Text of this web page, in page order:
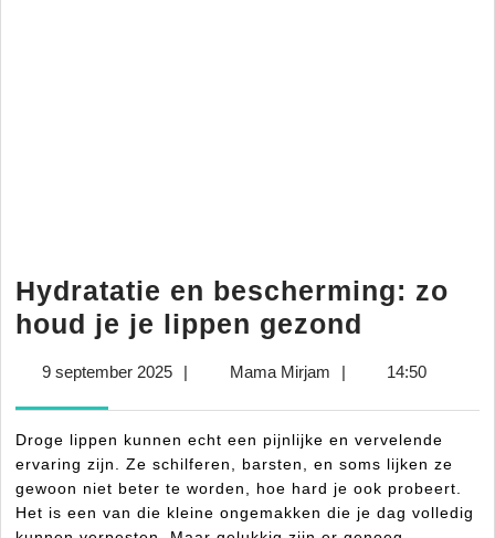
Hydratatie en bescherming: zo
houd je je lippen gezond
houd
je
je
9 september 20259
| Mama MirjamMama
| 14:50
Droge lippen kunnen echt een pijnlijke en vervelende
ervaring zijn. Ze schilferen, barsten, en soms lijken ze
gewoon niet beter te worden, hoe hard je ook probeert.
Het is een van die kleine ongemakken die je dag volledig